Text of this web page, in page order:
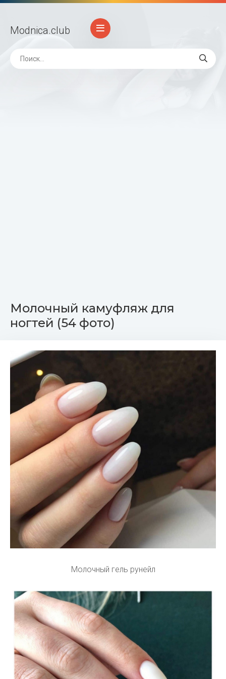
Modnica.club
Молочный камуфляж для
ногтей (54 фото)
Молочный гель рунейл